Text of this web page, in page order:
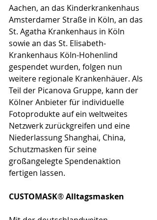
Aachen, an das Kinderkrankenhaus
Amsterdamer Straße in Köln, an das
St. Agatha Krankenhaus in Köln
sowie an das St. Elisabeth-
Krankenhaus Köln-Hohenlind
gespendet wurden, folgen nun
weitere regionale Krankenhäuer. Als
Teil der Picanova Gruppe, kann der
Kölner Anbieter für individuelle
Fotoprodukte auf ein weltweites
Netzwerk zurückgreifen und eine
Niederlassung Shanghai, China,
Schutzmasken für seine
großangelegte Spendenaktion
fertigen lassen.
CUSTOMASK® Alltagsmasken